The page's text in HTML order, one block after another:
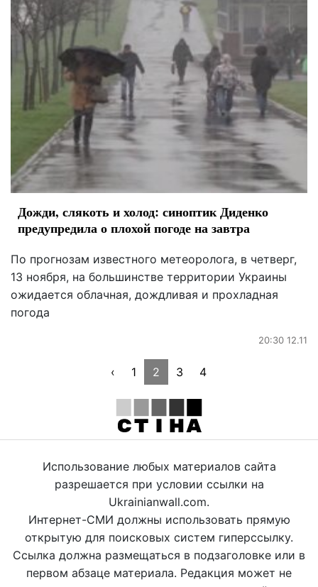
Дожди, слякоть и холод: синоптик Диденко
предупредила о плохой погоде на завтра
По прогнозам известного метеоролога, в четверг,
13 ноября, на большинстве территории Украины
ожидается облачная, дождливая и прохладная
погода
20:30 12.11
‹ 1 2 3 4
Использование любых материалов сайта
разрешается при условии ссылки на
Ukrainianwall.com.
Интернет-СМИ должны использовать прямую
открытую для поисковых систем гиперссылку.
Ссылка должна размещаться в подзаголовке или в
первом абзаце материала. Редакция может не